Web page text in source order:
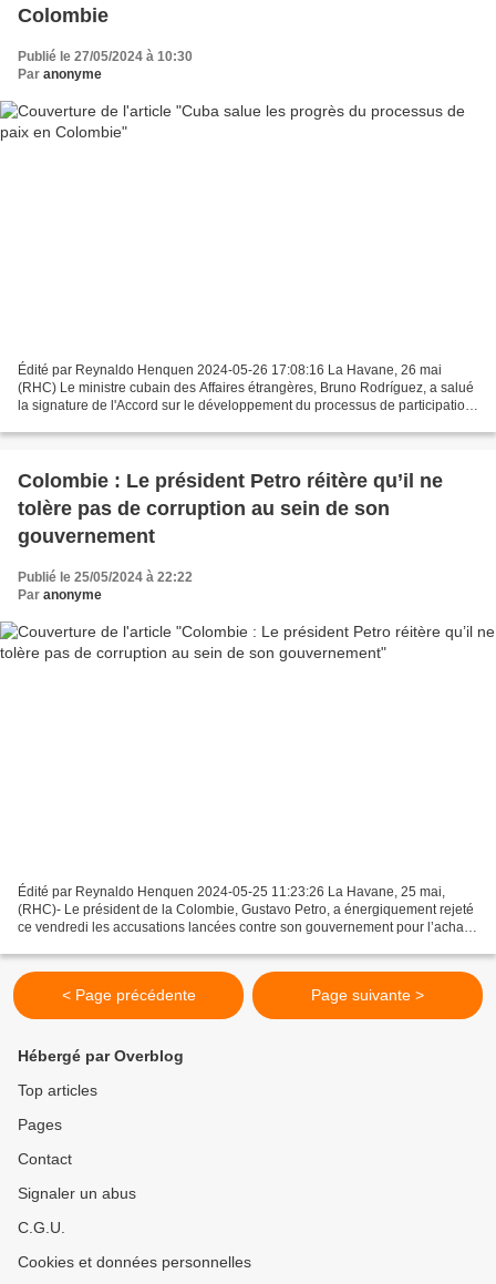
Colombie
Publié le 27/05/2024 à 10:30
Par anonyme
Édité par Reynaldo Henquen 2024-05-26 17:08:16 La Havane, 26 mai
(RHC) Le ministre cubain des Affaires étrangères, Bruno Rodríguez, a salué
la signature de l'Accord sur le développement du processus de participation
Colombie : Le président Petro réitère qu’il ne
tolère pas de corruption au sein de son
gouvernement
Publié le 25/05/2024 à 22:22
Par anonyme
Édité par Reynaldo Henquen 2024-05-25 11:23:26 La Havane, 25 mai,
(RHC)- Le président de la Colombie, Gustavo Petro, a énergiquement rejeté
ce vendredi les accusations lancées contre son gouvernement pour l’achat
< Page précédente Page suivante >
Hébergé par Overblog
Top articles
Pages
Contact
Signaler un abus
C.G.U.
Cookies et données personnelles